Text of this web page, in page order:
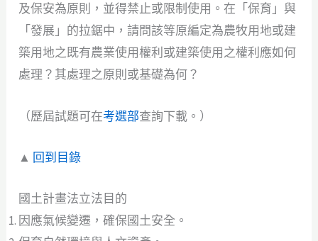
及保安為原則，並得禁止或限制使用。在「保育」與
「發展」的拉鋸中，請問該等原編定為農牧用地或建
築用地之既有農業使用權利或建築使用之權利應如何
處理？其處理之原則或基礎為何？
（歷屆試題可在考選部查詢下載。）
▲ 回到目錄
國土計畫法立法目的
因應氣候變遷，確保國土安全。